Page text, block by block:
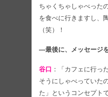
ちゃくちゃしゃべっ
を食べに行きますし、
（笑）！
―最後に、メッセージ
谷口 ：「カフェに行っ
そうにしゃべっていた
た」というコンセプト